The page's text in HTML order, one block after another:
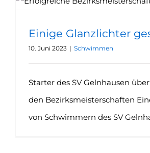
Einige Glanzlichter
10. Juni 2023 | Schwimmen
Starter des SV Gelnhausen
den Bezirksmeisterschaften
von Schwimmern des SV